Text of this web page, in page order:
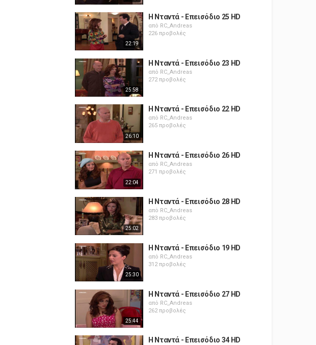
22:19
Η Νταντά - Επεισόδιο 25 HD
από RC_Andreas
226 προβολές
25:58
Η Νταντά - Επεισόδιο 23 HD
από RC_Andreas
272 προβολές
26:10
Η Νταντά - Επεισόδιο 22 HD
από RC_Andreas
265 προβολές
22:04
Η Νταντά - Επεισόδιο 26 HD
από RC_Andreas
271 προβολές
25:02
Η Νταντά - Επεισόδιο 28 HD
από RC_Andreas
283 προβολές
25:30
Η Νταντά - Επεισόδιο 19 HD
από RC_Andreas
312 προβολές
25:44
Η Νταντά - Επεισόδιο 27 HD
από RC_Andreas
262 προβολές
Η Νταντά - Επεισόδιο 34 HD